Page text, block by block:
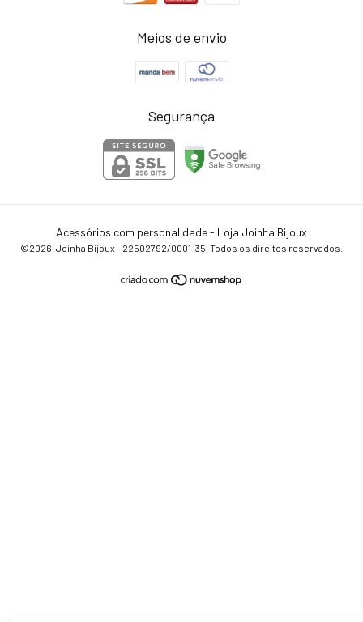
Meios de envio
Segurança
Acessórios com personalidade - Loja Joinha Bijoux
©2026. Joinha Bijoux - 22502792/0001-35. Todos os direitos reservados.